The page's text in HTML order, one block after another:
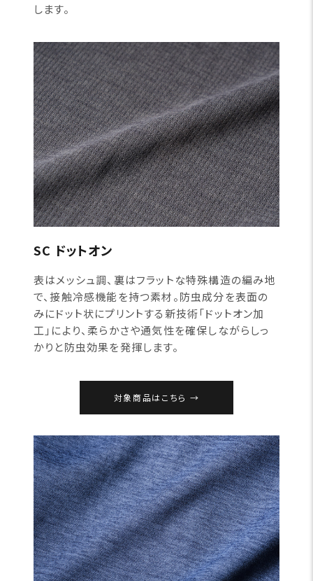
します。
SC ドットオン
表はメッシュ調、裏はフラットな特殊構造の編み地
で、接触冷感機能を持つ素材。防虫成分を表面の
みにドット状にプリントする新技術「ドットオン加
工」により、柔らかさや通気性を確保しながらしっ
かりと防虫効果を発揮します。
対象商品はこちら